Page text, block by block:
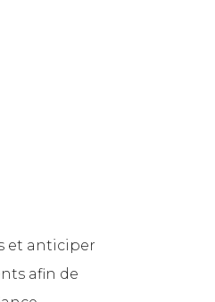
et anticiper
afin de